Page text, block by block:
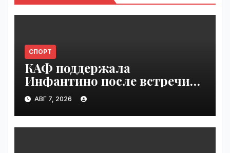
СПОРТ
КАФ поддержала
Инфантино после встречи
ФИФА в Марокко |
VseTime.ru
АВГ 7, 2026